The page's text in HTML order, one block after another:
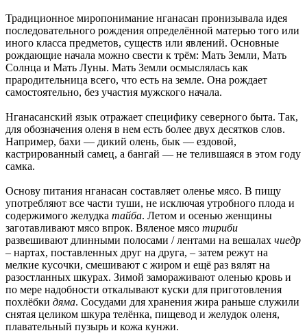
Традиционное миропонимание нганасан пронизывала идея
последовательного рождения определённой матерью того или
иного класса предметов, существ или явлений. Основные
рождающие начала можно свести к трём: Мать Земли, Мать
Солнца и Мать Луны. Мать Земли осмыслялась как
прародительница всего, что есть на земле. Она рождает
самостоятельно, без участия мужского начала.
Нганасанский язык отражает специфику северного быта. Так,
для обозначения оленя в нем есть более двух десятков слов.
Например, бахи — дикий олень, бык — ездовой,
кастрированный самец, а бангай — не телившаяся в этом году
самка.
Основу питания нганасан составляет оленье мясо. В пищу
употребляют все части туши, не исключая утробного плода и
содержимого желудка тайба. Летом и осенью женщины
заготавливают мясо впрок. Вяленое мясо тириби
развешивают длинными полосами / лентами на вешалах чиедр
– нартах, поставленных друг на друга, – затем режут на
мелкие кусочки, смешивают с жиром и ещё раз вялят на
разостланных шкурах. Зимой замораживают оленью кровь и
по мере надобности откалывают куски для приготовления
похлёбки дяма. Сосудами для хранения жира раньше служили
снятая целиком шкура телёнка, пищевод и желудок оленя,
плавательный пузырь и кожа кунжи.